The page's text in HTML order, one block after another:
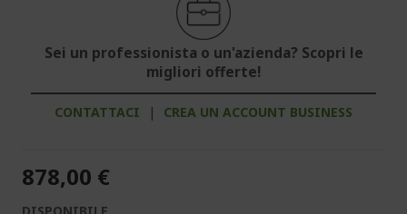
Sei un professionista o un'azienda? Scopri le
migliori offerte!
CONTATTACI | CREA UN ACCOUNT BUSINESS
878,00 €